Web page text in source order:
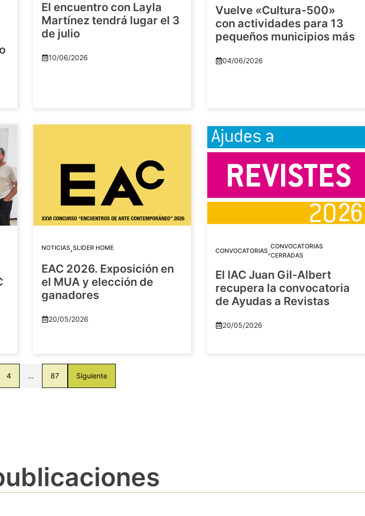
El encuentro con Layla
Martínez tendrá lugar el 3
de julio
10/06/2026
Vuelve «Cultura-500»
con actividades para 13
pequeños municipios más
04/06/2026
NOTICIAS,SLIDER HOME
EAC 2026. Exposición en
el MUA y elección de
ganadores
20/05/2026
CONVOCATORIAS,CONVOCATORIAS
CERRADAS
El IAC Juan Gil-Albert
recupera la convocatoria
de Ayudas a Revistas
20/05/2026
4 … 87 Siguiente